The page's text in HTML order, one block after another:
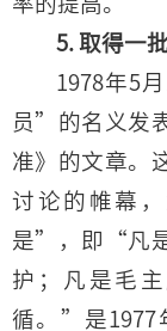
5. 取得一
1978年5
员”的名义发
准》的文章。
讨论的帷幕
是”，即“凡是
护；凡是毛
循。”是1977